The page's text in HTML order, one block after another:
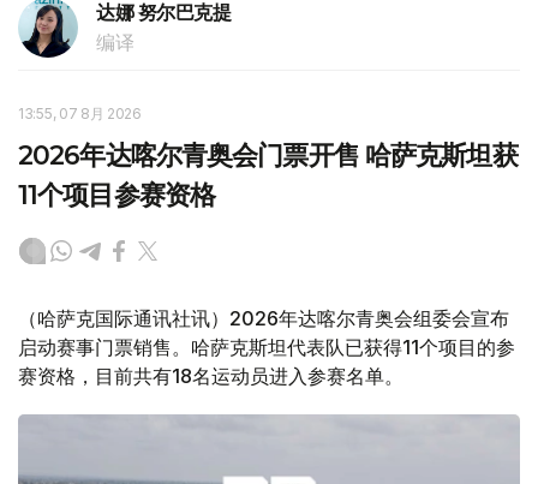
达娜 努尔巴克提
编译
13:55, 07 8月 2026
2026年达喀尔青奥会门票开售 哈萨克斯坦获
11个项目参赛资格
（哈萨克国际通讯社讯）2026年达喀尔青奥会组委会宣布
启动赛事门票销售。哈萨克斯坦代表队已获得11个项目的参
赛资格，目前共有18名运动员进入参赛名单。